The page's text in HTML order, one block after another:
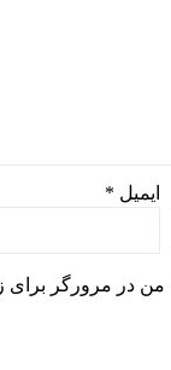
ایمیل *
من در مرورگر